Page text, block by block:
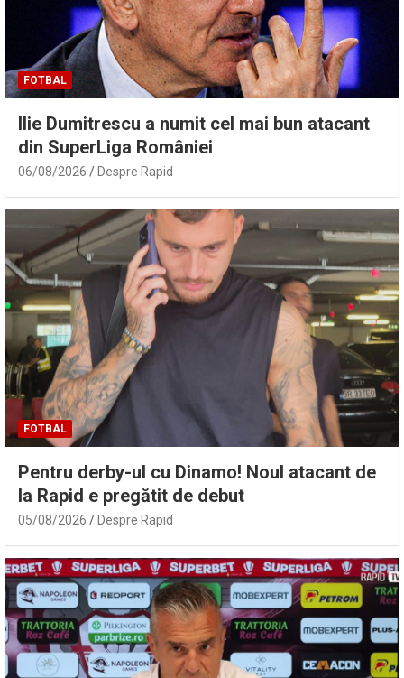
FOTBAL
Ilie Dumitrescu a numit cel mai bun atacant
din SuperLiga României
06/08/2026 Despre Rapid
FOTBAL
Pentru derby-ul cu Dinamo! Noul atacant de
la Rapid e pregătit de debut
05/08/2026 Despre Rapid